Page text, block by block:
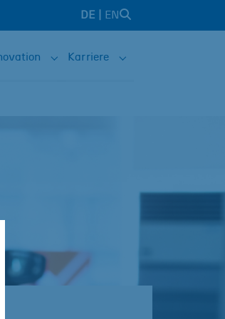
DE EN
for "Nachhaltigkeit"
Submenu for "Innovation"
Karriere
Submenu for